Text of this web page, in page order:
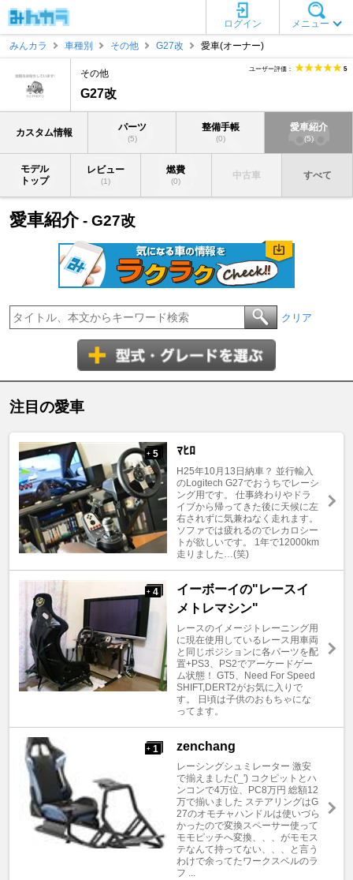
メニュー
ログイン
みんカラ
車種別 その他 G27改 愛車(オーナー)
その他
G27改
ユーザー評価： 5
カスタム情報 パーツ
(5)
整備手帳
(0)
愛車紹介
(5)
モデル
トップ
レビュー
(1)
燃費
(0)
中古車 すべて
愛車紹介- G27改
クリア
注目の愛車
+ 5 ﾏﾋﾛ
H25年10月13日納車？ 並行輸入
のLogitech G27でおうちでレーシ
ング用です。 仕事終わりやドラ
イブから帰ってきた後に天候に左
右されずに気兼ねなく走れます。
ソファでは疲れるのでレカロシー
トが欲しいです。 1年で12000km
走りました…(笑)
+ 4
イーボーイの"レースイ
メトレマシン"
レースのイメージトレーニング用
に現在使用しているレース用車両
と同じポジションに各パーツを配
置+PS3、PS2でアーケードゲー
ム状態！ GT5、Need For Speed
SHIFT,DERT2がお気に入りで
す。 日頃は子供のおもちゃにな
ってます。
+ 1 zenchang
レーシングシュミレーター 激安
で揃えました('_') コクピットとハ
ンコンで4万位、PC8万円 総額12
万で揃いました ステアリングはG
27のオモチャハンドルは使いづら
かったので変換スペーサー使って
モモピッチへ変換、、、がモモス
テなんて持ってない、、、と言う
わけで余ってたワークスベルのラ
フ ...